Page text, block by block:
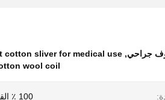
,
cotton sliver for medical use
wool coil
100 ٪ القطن